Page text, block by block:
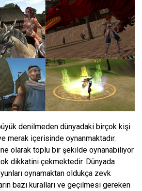
denilmeden dünyadaki birçok kişi
merak içerisinde oynanmaktadır.
olarak toplu bir şekilde oynanabiliyor
dikkatini çekmektedir. Dünyada
oynamaktan oldukça zevk
bazı kuralları ve geçilmesi gereken